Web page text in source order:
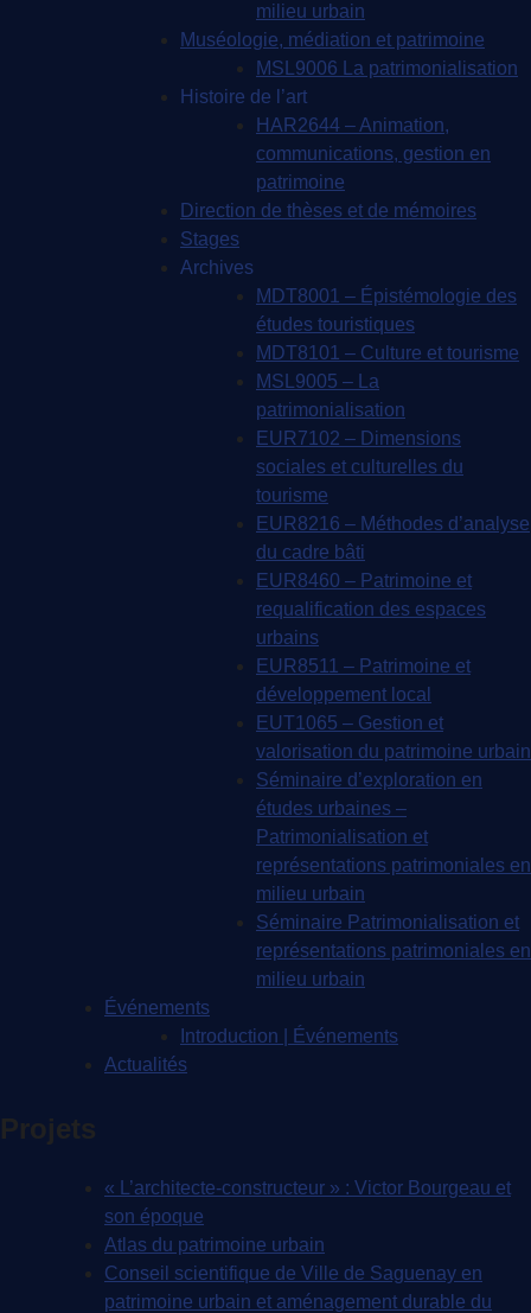
milieu urbain
Muséologie, médiation et patrimoine
MSL9006 La patrimonialisation
Histoire de l’art
HAR2644 – Animation,
communications, gestion en
patrimoine
Direction de thèses et de mémoires
Stages
Archives
MDT8001 – Épistémologie des
études touristiques
MDT8101 – Culture et tourisme
MSL9005 – La
patrimonialisation
EUR7102 – Dimensions
sociales et culturelles du
tourisme
EUR8216 – Méthodes d’analyse
du cadre bâti
EUR8460 – Patrimoine et
requalification des espaces
urbains
EUR8511 – Patrimoine et
développement local
EUT1065 – Gestion et
valorisation du patrimoine urbain
Séminaire d’exploration en
études urbaines –
Patrimonialisation et
représentations patrimoniales en
milieu urbain
Séminaire Patrimonialisation et
représentations patrimoniales en
milieu urbain
Événements
Introduction | Événements
Actualités
Projets
« L’architecte-constructeur » : Victor Bourgeau et
son époque
Atlas du patrimoine urbain
Conseil scientifique de Ville de Saguenay en
patrimoine urbain et aménagement durable du